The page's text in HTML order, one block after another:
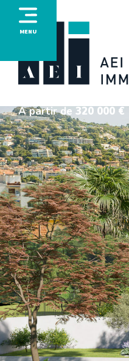
MENU
Cannes
À partir de 320 000 €